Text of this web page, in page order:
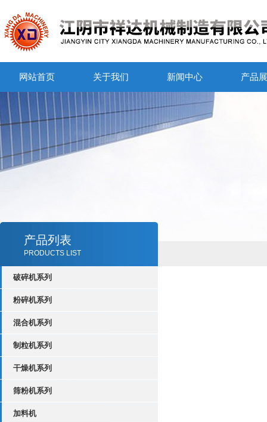
网站首页 关于我们 新闻中心 产品
产品列表
PRODUCTS LIST
破碎机系列
粉碎机系列
混合机系列
制粒机系列
干燥机系列
筛粉机系列
加料机